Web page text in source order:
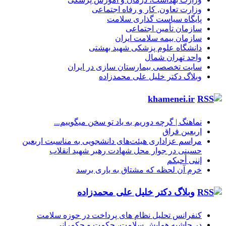
وزارت تعاون, کار و رفاه اجتماعی
پایگاه سیاست گذاری سلامت
سازمان تأمین اجتماعی
سازمان بیمه سلامت ایران
دانشگاه علوم پزشکی شهید بهشتی
واحد تهران شمال
سایت تخصصی بیمارستان سازی در ایران
وبلاگ دکتر خلیل علی محمدزاده
khamenei.ir
نماهنگ |‌ گرچه دوریم به یاد تو سخن میگوییم...
اربعین فراق
مراسم عزاداری هیئت‌های دانشجویی به مناسبت اربعین
حسینی در جوار محل شهادت رهبر شهید انقلاب
إننی أحبکم
خرم آن لحظه که مشتاق به یاری برسد
وبلاگ دکتر خلیل علی محمدزاده
کنفرانس تحلیل نظام های پرداخت در حوزه سلامت